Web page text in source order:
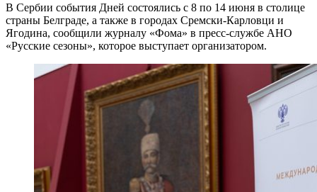
В Сербии события Дней состоялись с 8 по 14 июня в столице
страны Белграде, а также в городах Сремски-Карловци и
Ягодина, сообщили журналу «Фома» в пресс-службе АНО
«Русские сезоны», которое выступает организатором.